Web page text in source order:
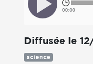
00:00
Diffusée le
science